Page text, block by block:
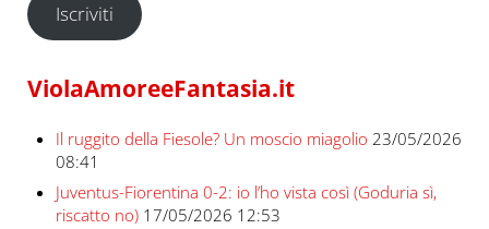
Iscriviti
ViolaAmoreeFantasia.it
Il ruggito della Fiesole? Un moscio miagolio 23/05/2026
08:41
Juventus-Fiorentina 0-2: io l’ho vista così (Goduria sì,
riscatto no) 17/05/2026 12:53